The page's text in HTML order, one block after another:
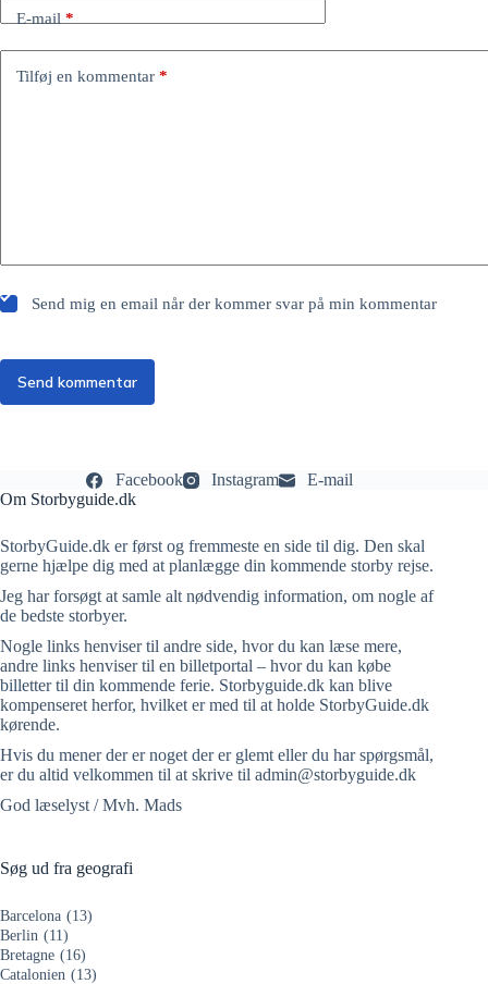
E-mail*
Tilføj en kommentar *
Send mig en email når der kommer svar på min kommentar
Send kommentar
Facebook Instagram
E-mail
Om Storbyguide.dk
StorbyGuide.dk er først og fremmeste en side til dig. Den skal
gerne hjælpe dig med at planlægge din kommende storby rejse.
Jeg har forsøgt at samle alt nødvendig information, om nogle af
de bedste storbyer.
Nogle links henviser til andre side, hvor du kan læse mere,
andre links henviser til en billetportal – hvor du kan købe
billetter til din kommende ferie. Storbyguide.dk kan blive
kompenseret herfor, hvilket er med til at holde StorbyGuide.dk
kørende.
Hvis du mener der er noget der er glemt eller du har spørgsmål,
er du altid velkommen til at skrive til admin@storbyguide.dk
God læselyst / Mvh. Mads
Søg ud fra geografi
Barcelona (13)
Berlin (11)
Bretagne (16)
Catalonien (13)